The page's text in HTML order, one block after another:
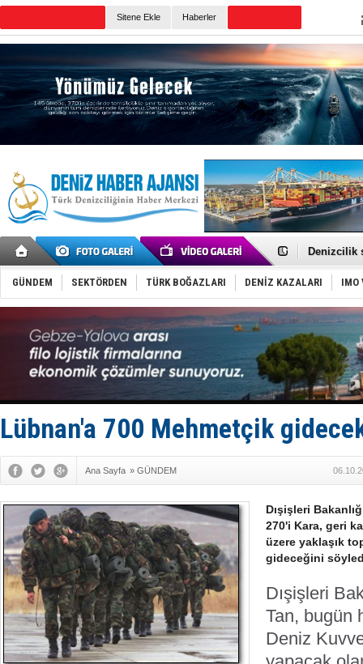
Sitene Ekle Haberler
Rusya,
Denizcilik
‘14.
Taksi
TÜRKLİM
SOCAR
Dünyanın
Keşfedildi:
Van’da
GÜNDEM SEKTÖRDEN TÜRK BOĞAZLARI DENİZ KAZALARI IMO
Lübnan'a 700 Mehmetçik
Ana Sayfa » GÜNDEM
Dışişleri
270'i Kara, geri
üzere yaklaşık
gideceğini
Dışişleri
Tan, bugün
Deniz